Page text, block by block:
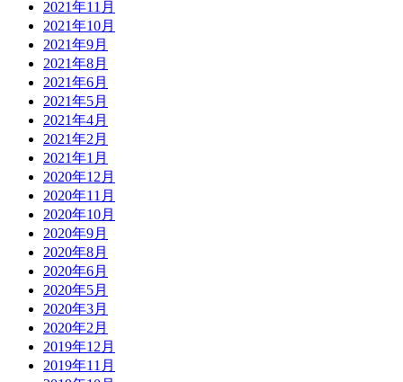
2021年11月
2021年10月
2021年9月
2021年8月
2021年6月
2021年5月
2021年4月
2021年2月
2021年1月
2020年12月
2020年11月
2020年10月
2020年9月
2020年8月
2020年6月
2020年5月
2020年3月
2020年2月
2019年12月
2019年11月